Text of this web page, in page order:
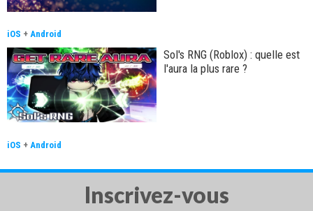
iOS + Android
Sol's RNG (Roblox) : quelle est
l'aura la plus rare ?
iOS + Android
Inscrivez-vous